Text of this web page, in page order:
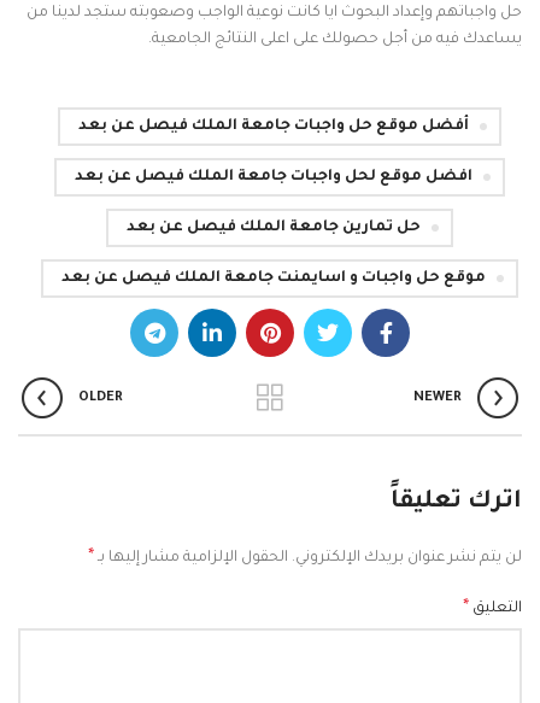
حل واجباتهم وإعداد البحوث ايا كانت نوعية الواجب وصعوبته ستجد لدينا من
يساعدك فيه من أجل حصولك على اعلى النتائج الجامعية.
أفضل موقع حل واجبات جامعة الملك فيصل عن بعد
افضل موقع لحل واجبات جامعة الملك فيصل عن بعد
حل تمارين جامعة الملك فيصل عن بعد
موقع حل واجبات و اسايمنت جامعة الملك فيصل عن بعد
NEWER
OLDER
اترك تعليقاً
لن يتم نشر عنوان بريدك الإلكتروني. الحقول الإلزامية مشار إليها بـ *
التعليق *